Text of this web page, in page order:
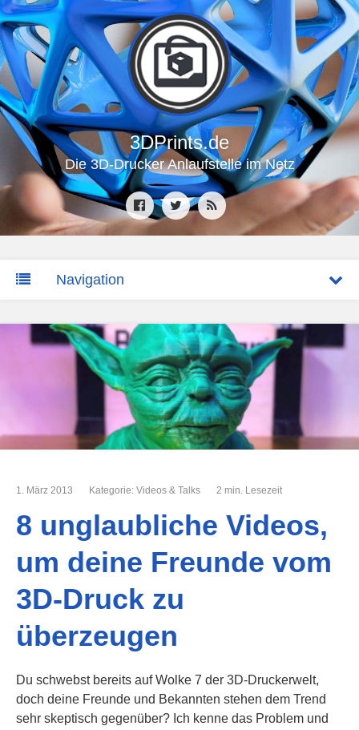
3DPrints.de
Die 3D-Drucker Anlaufstelle im Netz
Navigation
1. März 2013 Kategorie: Videos & Talks 2 min. Lesezeit
8 unglaubliche Videos,
um deine Freunde vom
3D-Druck zu
überzeugen
Du schwebst bereits auf Wolke 7 der 3D-Druckerwelt,
doch deine Freunde und Bekannten stehen dem Trend
sehr skeptisch gegenüber? Ich kenne das Problem und